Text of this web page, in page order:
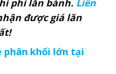
phí lăn bánh. Liên
được giá lăn
phân khối lớn tại